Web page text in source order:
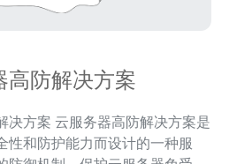
高防解决方案
防解决方案是
性和防护能力而设计的一种服